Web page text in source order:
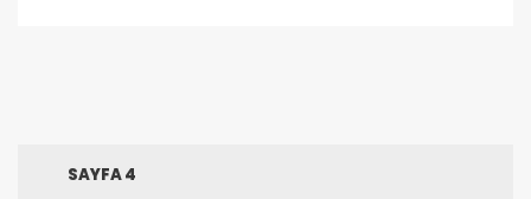
SAYFA 4